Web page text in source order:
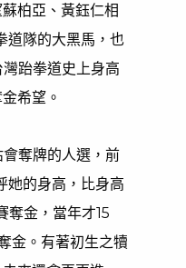
柏亞、黃鈺仁相
道隊的大黑馬，也
跆拳道史上身高
希望。
奪牌的人選，前
她的身高，比身高
奪金，當年才15
金。有著初生之犢